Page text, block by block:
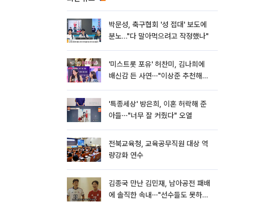
박문성, 축구협회 '성 접대' 보도에
분노…"다 말아먹으려고 작정했나"
'미스트롯 포유' 허찬미, 김나희에
배신감 든 사연⋯"이상준 추천해주
'특종세상' 방은희, 이혼 허락해 준
아들⋯"너무 잘 커줬다" 오열
전북교육청, 교육공무직원 대상 역
량강화 연수
김종국 만난 김민재, 남아공전 패배
에 솔직한 속내⋯"선수들도 못하긴